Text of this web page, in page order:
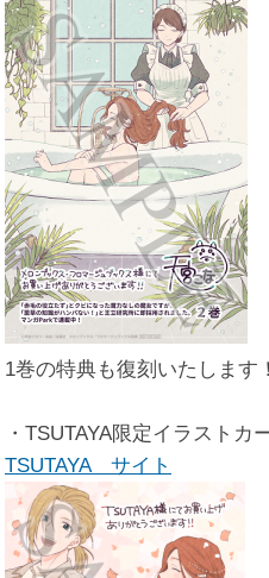
1巻の特典も復刻いたします
・TSUTAYA限定イラストカ
TSUTAYA サイト